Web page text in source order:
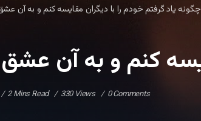
چگونه یاد گرفتم خودم را با دیگران مقایسه کنم و به آن
کنم و به آن عشق
2 Mins Read 330 Views 0 Comments